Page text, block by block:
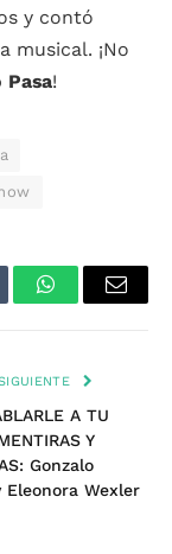
y contó
musical. ¡No
Pasa!
WhatsAppEmail
A TU
Y
Gonzalo
Eleonora Wexler